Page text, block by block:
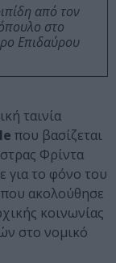
από τον
στο
Επιδαύρου
ταινία
που βασίζεται
Φρίντα
για το φόνο του
ακολούθησε
κοινωνίας
στο νομικό